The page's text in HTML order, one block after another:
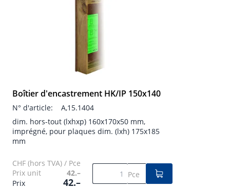
Boîtier d'encastrement HK/IP 150x140
N° d'article:
A,15.1404
dim. hors-tout (lxhxp) 160x170x50 mm,
imprégné, pour plaques dim. (lxh) 175x185
mm
CHF (hors TVA) / Pce
Prix unit
42.–
Prix
42.–
Pce